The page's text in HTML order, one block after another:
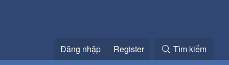
Đăng nhập Register Tìm kiếm